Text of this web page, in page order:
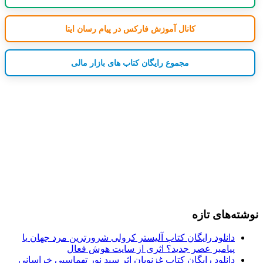
کانال آموزش فارکس در پیام رسان ایتا
مجموع رایگان کتاب های بازار مالی
نوشته‌های تازه
دانلود رایگان کتاب آلیستر کرولی شرورترین مرد جهان یا
پیامبر عصر جدید؟ اثری از سایت هوش فعال
دانلود رایگان کتاب غزنویان اثر سید نور تهماسبی خراسانی